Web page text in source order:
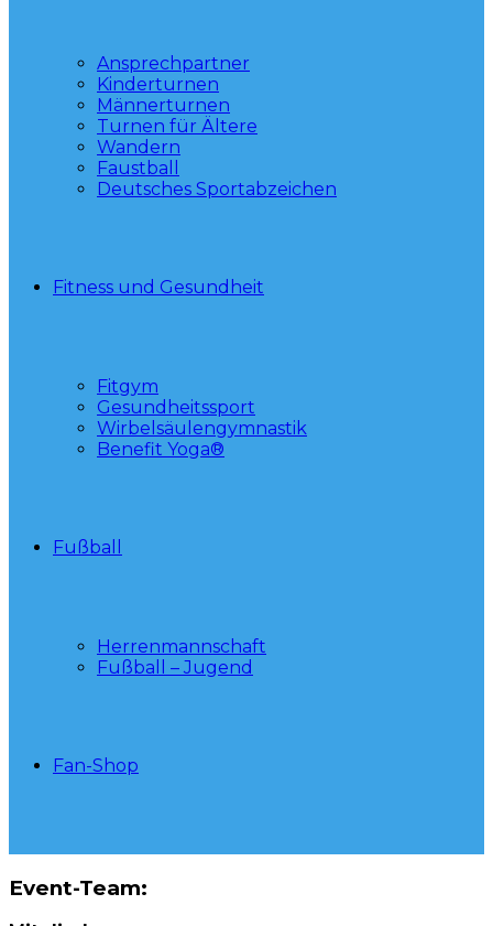
Ansprechpartner
Kinderturnen
Männerturnen
Turnen für Ältere
Wandern
Faustball
Deutsches Sportabzeichen
Fitness und Gesundheit
Fitgym
Gesundheitssport
Wirbelsäulengymnastik
Benefit Yoga®
Fußball
Herrenmannschaft
Fußball – Jugend
Fan-Shop
Event-Team: